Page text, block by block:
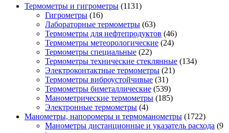
Термометры и гигрометры 11311131
Гигрометры 1616
товаров
Лабораторные термометры 6363
товара
Термометры для нефтепродуктов 4646
Термометры метеорологические 2424
Термометры специальные 2222
товара
Термометры технические стеклянные 134134
Электроконтактные термометры 2121
Термометры виброустойчивые 3131
товар
Термометры биметаллические 539539
товаров
Манометрические термометры 185185
Электронные термометры 44
товара
Манометры, напоромеры и термоманометры 17221722
товара
Манометры дистанционные и указатель расхода 9